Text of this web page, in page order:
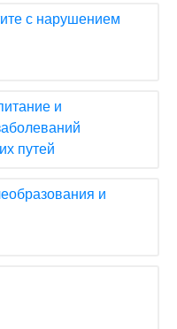
с нарушением
и
путей
и